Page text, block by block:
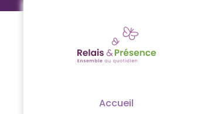
Passer
Accueil